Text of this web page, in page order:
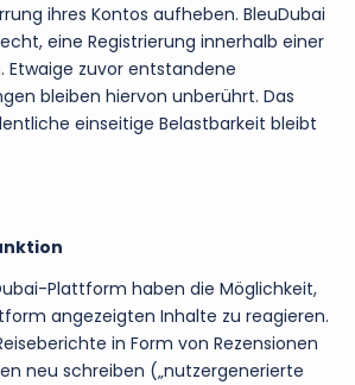
ihres Kontos aufheben. BleuDubai
eine Registrierung innerhalb einer
Etwaige zuvor entstandene
bleiben hiervon unberührt. Das
einseitige Belastbarkeit bleibt
Plattform haben die Möglichkeit,
angezeigten Inhalte zu reagieren.
in Form von Rezensionen
neu schreiben („nutzergenerierte